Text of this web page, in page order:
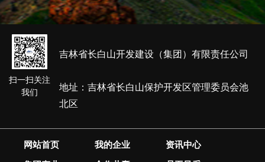
扫一扫关注
我们
网站首页 我的企业 资讯中心
吉林省长白山开发建设（集团）有限责任公司
地址：吉林省长白山保护开发区管理委员会池
北区